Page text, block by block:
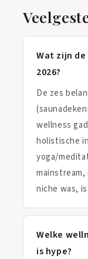
Wat zijn
2026?
De zes
wellness
holistische
yoga/
niche was,
Welke
is hype?